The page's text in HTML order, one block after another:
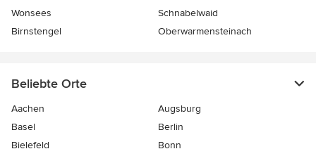
Wonsees
Schnabelwaid
Birnstengel
Oberwarmensteinach
Beliebte Orte
Aachen
Augsburg
Basel
Berlin
Bielefeld
Bonn